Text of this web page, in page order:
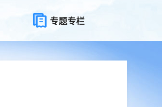
专题专栏